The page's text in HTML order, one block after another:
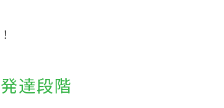
達段階